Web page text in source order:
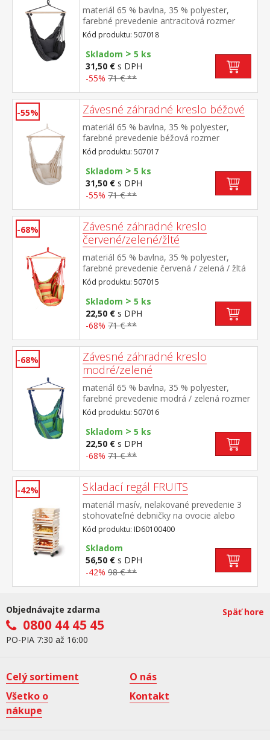
materiál 65 % bavlna, 35 % polyester,
farebné prevedenie antracitová rozmer
vankúšov (š/h) 35 × 35 cm rozperka z
tvrdého masívneho dreva o priemere 3,2
cm a dĺžke 90 cm odporúčaná nosnosť do
120 kg
Kód produktu: 507018
Skladom > 5 ks
31,50 € s DPH
-55% 71 € **
-55% Závesné záhradné kreslo béžové
materiál 65 % bavlna, 35 % polyester,
farebné prevedenie béžová rozmer
vankúšov (š/h) 35 × 35 cm rozperka z
tvrdého masívneho dreva o priemere 3,2
cm a dĺžke 90 cm odporúčaná nosnosť do
120 kg
Kód produktu: 507017
Skladom > 5 ks
31,50 € s DPH
-55% 71 € **
-68%
Závesné záhradné kreslo
červené/zelené/žlté
materiál 65 % bavlna, 35 % polyester,
farebné prevedenie červená / zelená / žltá
rozmer vankúšov (š/h) 35 × 35 cm rozperka
z tvrdého masívneho dreva o priemere 3,2
cm a dĺžke 90 cm odporúčaná nosnosť do
120 kg
Kód produktu: 507015
Skladom > 5 ks
22,50 € s DPH
-68% 71 € **
-68%
Závesné záhradné kreslo
modré/zelené
materiál 65 % bavlna, 35 % polyester,
farebné prevedenie modrá / zelená rozmer
vankúšov (š/h) 35 × 35 cm rozperka z
tvrdého masívneho dreva o priemere 3,2
cm a dĺžke 90 cm odporúčaná nosnosť do
120 kg
Kód produktu: 507016
Skladom > 5 ks
22,50 € s DPH
-68% 71 € **
-42% Skladací regál FRUITS
materiál masív, nelakované prevedenie 3
stohovateľné debničky na ovocie alebo
zeleninu spodná pojazdná na kolieskach
Kód produktu: ID60100400
Skladom
56,50 € s DPH
-42% 98 € **
Objednávajte zdarma
0800 44 45 45
PO-PIA 7:30 až 16:00
Späť hore
Celý sortiment
O nás
Všetko o
nákupe
Kontakt